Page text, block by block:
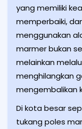
yang memiliki
memperbaiki,
menggunakan
marmer bukan
melainkan
menghilangkan
mengembalikan
Di kota besar
tukang poles